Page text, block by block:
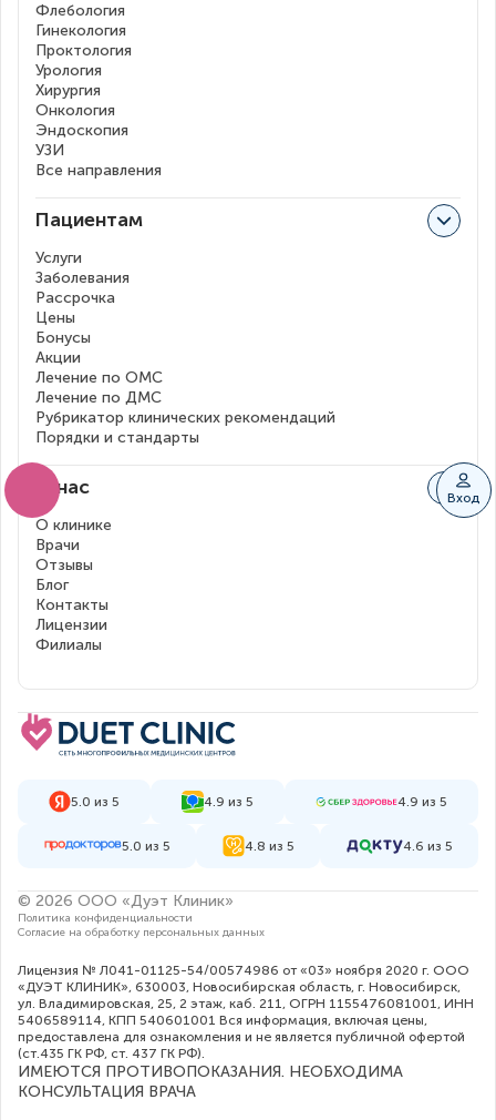
Вход
Флебология
Гинекология
Проктология
Урология
Хирургия
Онкология
Эндоскопия
УЗИ
Все направления
Пациентам
Услуги
Заболевания
Рассрочка
Цены
Бонусы
Акции
Лечение по ОМС
Лечение по ДМС
Рубрикатор клинических рекомендаций
Порядки и стандарты
О нас
О клинике
Врачи
Отзывы
Блог
Контакты
Лицензии
Филиалы
5.0 из 5 4.9 из 5 4.9 из 5
5.0 из 5 4.8 из 5 4.6 из 5
© 2026 ООО «Дуэт Клиник»
Политика конфиденциальности
Согласие на обработку персональных данных
Лицензия № Л041-01125-54/00574986 от «03» ноября 2020 г. ООО
«ДУЭТ КЛИНИК», 630003, Новосибирская область, г. Новосибирск,
ул. Владимировская, 25, 2 этаж, каб. 211, ОГРН 1155476081001, ИНН
5406589114, КПП 540601001 Вся информация, включая цены,
предоставлена для ознакомления и не является публичной офертой
(ст.435 ГК РФ, cт. 437 ГК РФ).
ИМЕЮТСЯ ПРОТИВОПОКАЗАНИЯ. НЕОБХОДИМА
КОНСУЛЬТАЦИЯ ВРАЧА